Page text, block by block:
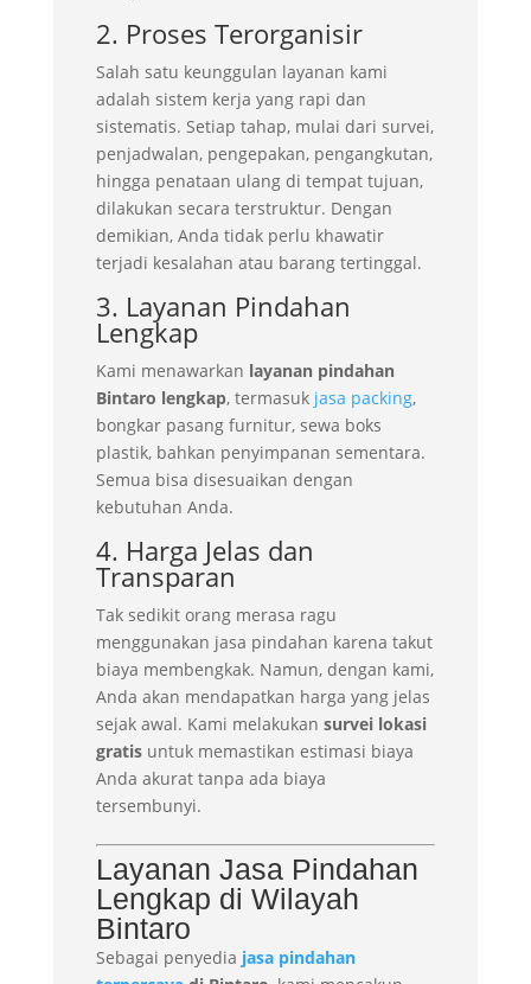
2. Proses Terorganisir
Salah satu keunggulan layanan kami
adalah sistem kerja yang rapi dan
sistematis. Setiap tahap, mulai dari survei,
penjadwalan, pengepakan, pengangkutan,
hingga penataan ulang di tempat tujuan,
dilakukan secara terstruktur. Dengan
demikian, Anda tidak perlu khawatir
terjadi kesalahan atau barang tertinggal.
3. Layanan Pindahan
Lengkap
Kami menawarkan layanan pindahan
Bintaro lengkap, termasuk jasa packing,
bongkar pasang furnitur, sewa boks
plastik, bahkan penyimpanan sementara.
Semua bisa disesuaikan dengan
kebutuhan Anda.
4. Harga Jelas dan
Transparan
Tak sedikit orang merasa ragu
menggunakan jasa pindahan karena takut
biaya membengkak. Namun, dengan kami,
Anda akan mendapatkan harga yang jelas
sejak awal. Kami melakukan survei lokasi
gratisuntuk memastikan estimasi biaya
Anda akurat tanpa ada biaya
tersembunyi.
Layanan Jasa Pindahan
Lengkap di Wilayah
Bintaro
Sebagai penyedia jasa pindahan